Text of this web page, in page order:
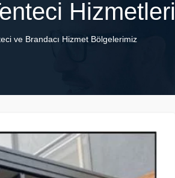
Hizmetleri
ve Brandacı Hizmet Bölgelerimiz